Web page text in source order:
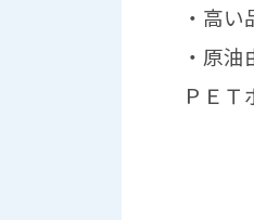
・高
・原
ＰＥ